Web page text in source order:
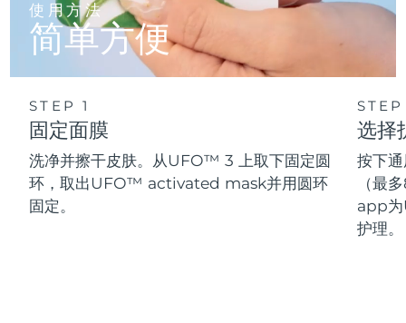
使用方法
简单方便
STEP 1
固定面膜
洗净并擦干皮肤。从UFO™ 3 上取下固定圆
环，取出UFO™ activated mask并用圆环
固定。
选择
按下
（最
app
护理。